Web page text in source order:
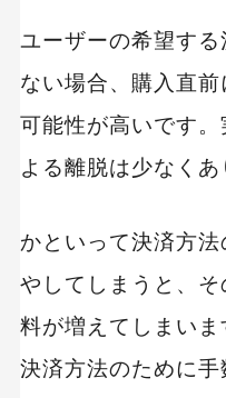
ユーザーの希望す
ない場合、購入直
可能性が高いです
よる離脱は少なくあ
かといって決済方
やしてしまうと、
料が増えてしまい
決済方法のために